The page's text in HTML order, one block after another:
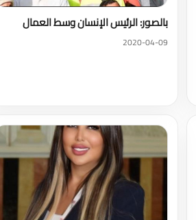
بالصور: الرئيس الإنسان وسط العمال
2020-04-09